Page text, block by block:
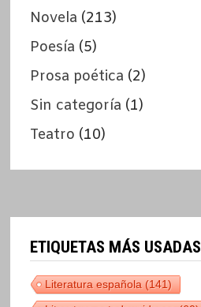
Novela (213)
Poesía (5)
Prosa poética (2)
Sin categoría (1)
Teatro (10)
ETIQUETAS MÁS USADAS
Literatura española(141)